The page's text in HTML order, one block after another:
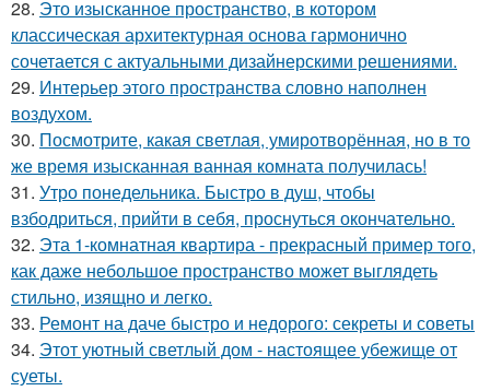
28. Это изысканное пространство, в котором
классическая архитектурная основа гармонично
сочетается с актуальными дизайнерскими решениями.
29. Интерьер этого пространства словно наполнен
воздухом.
30. Посмотрите, какая светлая, умиротворённая, но в то
же время изысканная ванная комната получилась!
31. Утро понедельника. Быстро в душ, чтобы
взбодриться, прийти в себя, проснуться окончательно.
32. Эта 1-комнатная квартира - прекрасный пример того,
как даже небольшое пространство может выглядеть
стильно, изящно и легко.
33. Ремонт на даче быстро и недорого: секреты и советы
34. Этот уютный светлый дом - настоящее убежище от
суеты.